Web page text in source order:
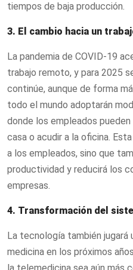
tiempos de baja producción.
3. El cambio hacia un
La pandemia de COVID-19
trabajo remoto, y para 2025
continúe, aunque de forma
todo el mundo adoptarán
donde los empleados
casa o acudir a la oficina.
a los empleados, sino que
productividad y reducirá los
empresas.
4. Transformación del
La tecnología también
medicina en los próximos